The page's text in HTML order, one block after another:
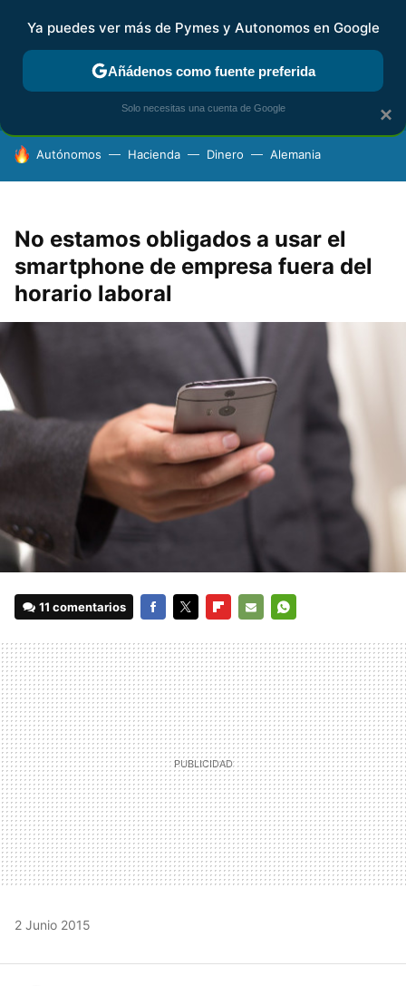
FISCALIDAD Y CONTABILIDAD KIT DIGITAL RENTA
HOY SE HABLA DE
Autónomos Hacienda Dinero Alemania
No estamos obligados a usar el
smartphone de empresa fuera del
horario laboral
11 comentarios
MAIL
2 Junio 2015
×
Ya puedes ver más de Pymes y Autonomos en Google
Añádenos como fuente preferida
Solo necesitas una cuenta de Google